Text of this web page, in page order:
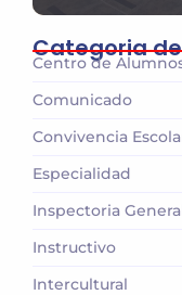
Categoria
Centro de
Comunicado
Convivencia
Especialidad
Inspectoria
Instructivo
Intercultural